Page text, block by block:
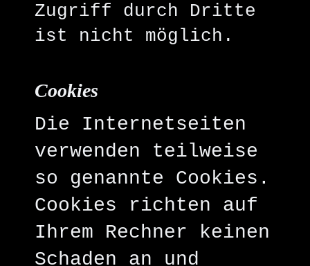
Zugriff durch Dritte
ist nicht möglich.
Cookies
Die Internetseiten
verwenden teilweise
so genannte Cookies.
Cookies richten auf
Ihrem Rechner keinen
Schaden an und